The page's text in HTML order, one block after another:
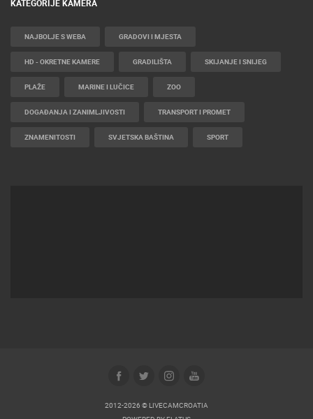
KATEGORIJE KAMERA
NAJBOLJE S WEBA GRADOVI I MJESTA
HD - OKRETNE KAMERE GRADILIŠTA SKIJANJE I SNIJEG
PLAŽE MARINE I LUČICE ZOO
DOGAĐANJA I ZANIMLJIVOSTI TRANSPORT I PROMET
ZNAMENITOSTI SVJETSKA BAŠTINA SPORT
2012-2026 © LIVECAMCROATIA